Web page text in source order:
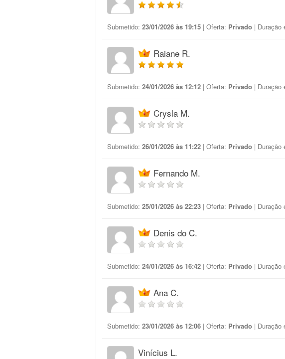
Submetido: 23/01/2026 às 19:15 | Oferta: Privado | Duração
Raiane R.
Submetido: 24/01/2026 às 12:12 | Oferta: Privado | Duração
Crysla M.
Submetido: 26/01/2026 às 11:22 | Oferta: Privado | Duração
Fernando M.
Submetido: 25/01/2026 às 22:23 | Oferta: Privado | Duração
Denis do C.
Submetido: 24/01/2026 às 16:42 | Oferta: Privado | Duração
Ana C.
Submetido: 23/01/2026 às 12:06 | Oferta: Privado | Duração
Vinícius L.